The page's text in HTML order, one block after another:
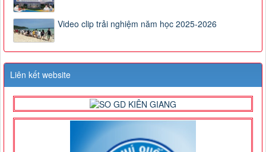
Video clip trải nghiệm năm học 2025-2026
Liên kết website